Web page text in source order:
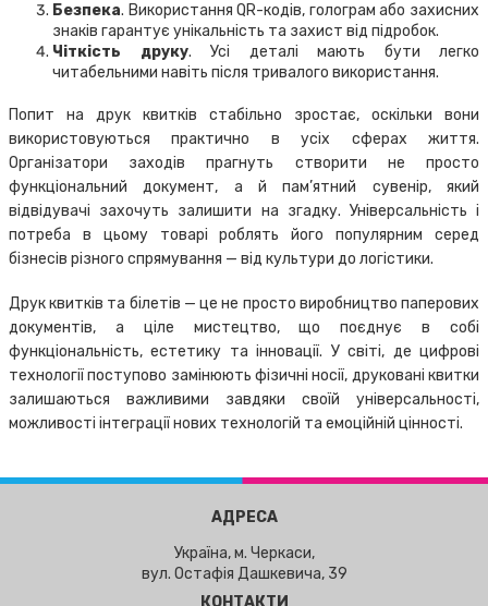
Безпека. Використання QR-кодів, голограм або захисних
знаків гарантує унікальність та захист від підробок.
Чіткість друку. Усі деталі мають бути легко
читабельними навіть після тривалого використання.
Попит на друк квитків стабільно зростає, оскільки вони
використовуються практично в усіх сферах життя.
Організатори заходів прагнуть створити не просто
функціональний документ, а й пам’ятний сувенір, який
відвідувачі захочуть залишити на згадку. Універсальність і
потреба в цьому товарі роблять його популярним серед
бізнесів різного спрямування — від культури до логістики.
Друк квитків та білетів — це не просто виробництво паперових
документів, а ціле мистецтво, що поєднує в собі
функціональність, естетику та інновації. У світі, де цифрові
технології поступово замінюють фізичні носії, друковані квитки
залишаються важливими завдяки своїй універсальності,
можливості інтеграції нових технологій та емоційній цінності.
АДРЕСА
Україна, м. Черкаси,
вул. Остафія Дашкевича, 39
КОНТАКТИ